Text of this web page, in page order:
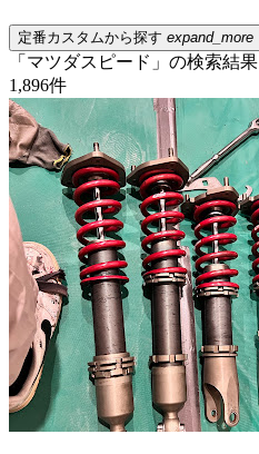
定番カスタムから探す expand_more
「マツダスピード」の検索結果
1,896件